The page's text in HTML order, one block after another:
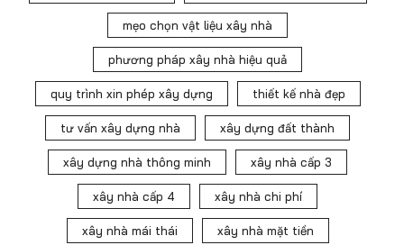
mẹo chọn vật liệu xây nhà
phương pháp xây nhà hiệu quả
quy trình xin phép xây dựng thiết kế nhà đẹp
tư vấn xây dựng nhà xây dựng đất thành
xây dựng nhà thông minh xây nhà cấp 3
xây nhà cấp 4 xây nhà chi phí
xây nhà mái thái xây nhà mặt tiền